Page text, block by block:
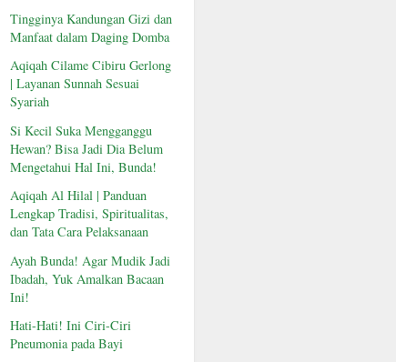
Tingginya Kandungan Gizi dan
Manfaat dalam Daging Domba
Aqiqah Cilame Cibiru Gerlong
| Layanan Sunnah Sesuai
Syariah
Si Kecil Suka Mengganggu
Hewan? Bisa Jadi Dia Belum
Mengetahui Hal Ini, Bunda!
Aqiqah Al Hilal | Panduan
Lengkap Tradisi, Spiritualitas,
dan Tata Cara Pelaksanaan
Ayah Bunda! Agar Mudik Jadi
Ibadah, Yuk Amalkan Bacaan
Ini!
Hati-Hati! Ini Ciri-Ciri
Pneumonia pada Bayi